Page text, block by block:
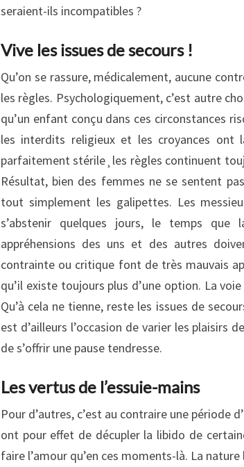
seraient-ils incompatibles ?
Vive les issues de secours !
Qu’on se rassure, médicalement, aucune
les règles. Psychologiquement, c’est autre
qu’un enfant conçu dans ces circonstances
les interdits religieux et les croyances
parfaitement stérile¸les règles continuent
Résultat, bien des femmes ne se sentent
tout simplement les galipettes. Les
s’abstenir quelques jours, le temps
appréhensions des uns et des autres
contrainte ou critique font de très mauvais
qu’il existe toujours plus d’une option. La
Qu’à cela ne tienne, reste les issues de
est d’ailleurs l’occasion de varier les plaisirs
de s’offrir une pause tendresse.
Les vertus de l’essuie-mains
Pour d’autres, c’est au contraire une
ont pour effet de décupler la libido de
faire l’amour qu’en ces moments-là. La